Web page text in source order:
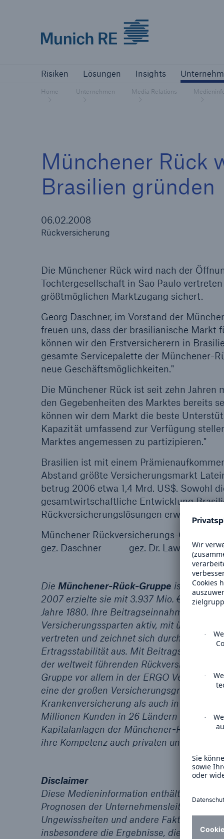
Risiken Lösungen Insights
Home Unternehmen Media Relations
Münchener Rück
Brasilien gründen
06.02.2008
Rückversicherung
Die Münchener Rück wird nach der
Tochtergesellschaft in Sao Paulo
größtmöglichen Marktzugang sichert.
Georg Daschner, im Vorstand der
freuen uns, dass der brasilianische Markt
können wir den Erstversicherern in
gesamte Servicepalette der Münchener-
neue Geschäftsmöglichkeiten."
Die Münchener Rück ist seit zehn
den Gegebenheiten des Marktes bereits
können wir dem Markt die beste
Kapazität umfassend zur Verfügung
Marktes angemessen zu partizipieren."
Brasilien ist mit einem
Abstand größte Versicherungsmarkt
betrug 2006 etwa 1,4 Mrd. US$. Sowohl
gesamtwirtschaftliche Entwicklung
Rückversicherungslösungen erwarten.
Münchener Rückversicherungs-
gez. Daschner gez. Dr. Lawrence
Die Münchener-Rück-Gruppe ist weltweit
2007 erzielte sie mit 3.937 Mio. € den
Jahre 1880. Ihre Beitragseinnahmen
Versicherungssparten aktiv, mit über
vertreten und zeichnet sich durch
Ertragsstabilität aus. Mit
der weltweit führenden Rückversicherer.
Gruppe vor allem in der ERGO
eine der großen Versicherungsgruppen in
Krankenversicherung als auch in der
Millionen Kunden in 26 Ländern
Kapitalanlagen der Münchener-Rück-
ihre Kompetenz auch privaten und
Disclaimer
Diese Medieninformation enthält in die
Prognosen der Unternehmensleitung von
Ungewissheiten und andere Faktoren
insbesondere die Ergebnisse, die
Bewältigen Sie Ihre Risiken mit unseren
Versicherer
Unsere Lösungen für Versicherer
Tech Trend Radar 2026
insurance
Lösungen
Sachdeckung durch einen
leistungsfähigen
Rückversicherungspartner